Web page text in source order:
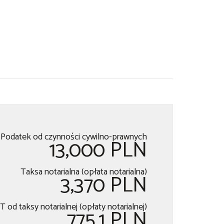
Podatek od czynności cywilno-prawnych
13,000 PLN
Taksa notarialna (opłata notarialna)
3,370 PLN
od taksy notarialnej (opłaty notarialnej)